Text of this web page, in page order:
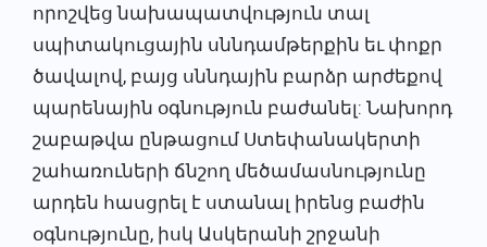
որոշվեց նախապատվություն տալ
սպիտակուցային սննդամթերքին եւ փոքր
ծավալով, բայց սննդային բարձր արժեքով
պարենային օգնություն բաժանել: Նախորդ
շաբաթվա ընթացում Ստեփանակերտի
շահառուների ճնշող մեծամասնությունը
արդեն հասցրել է ստանալ իրենց բաժին
օգնությունը, իսկ Ասկերանի շրջանի